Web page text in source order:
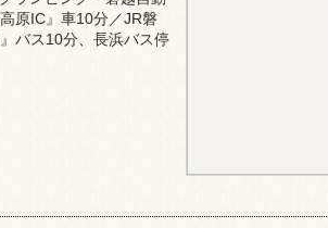
原IC』車10分／JR磐
バス10分、長浜バス停